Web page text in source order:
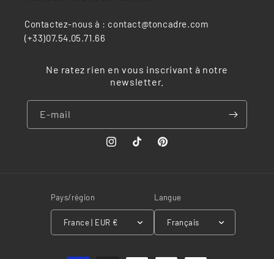
Contactez-nous à : contact@toncadre.com
(+33)07.54.05.71.66
Ne ratez rien en vous inscrivant à notre
newsletter.
E-mail
InstagramTikTok Pinterest
Pays/région
France | EUR €
Langue
Français